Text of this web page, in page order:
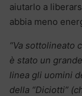
aiutarlo a
abbia meno
“Va sottolineato
è stato un
linea gli uomini
della “Diciotti”